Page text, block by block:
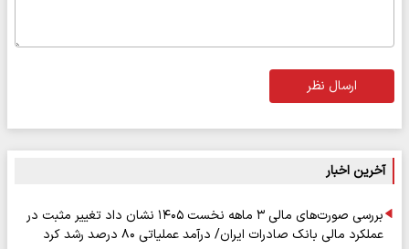
ارسال نظر
آخرین اخبار
بررسی صورت‌های مالی ۳ ماهه نخست ۱۴۰۵ نشان داد تغییر مثبت در
عملکرد مالی بانک صادرات ایران/ درآمد عملیاتی ۸۰ درصد رشد کرد